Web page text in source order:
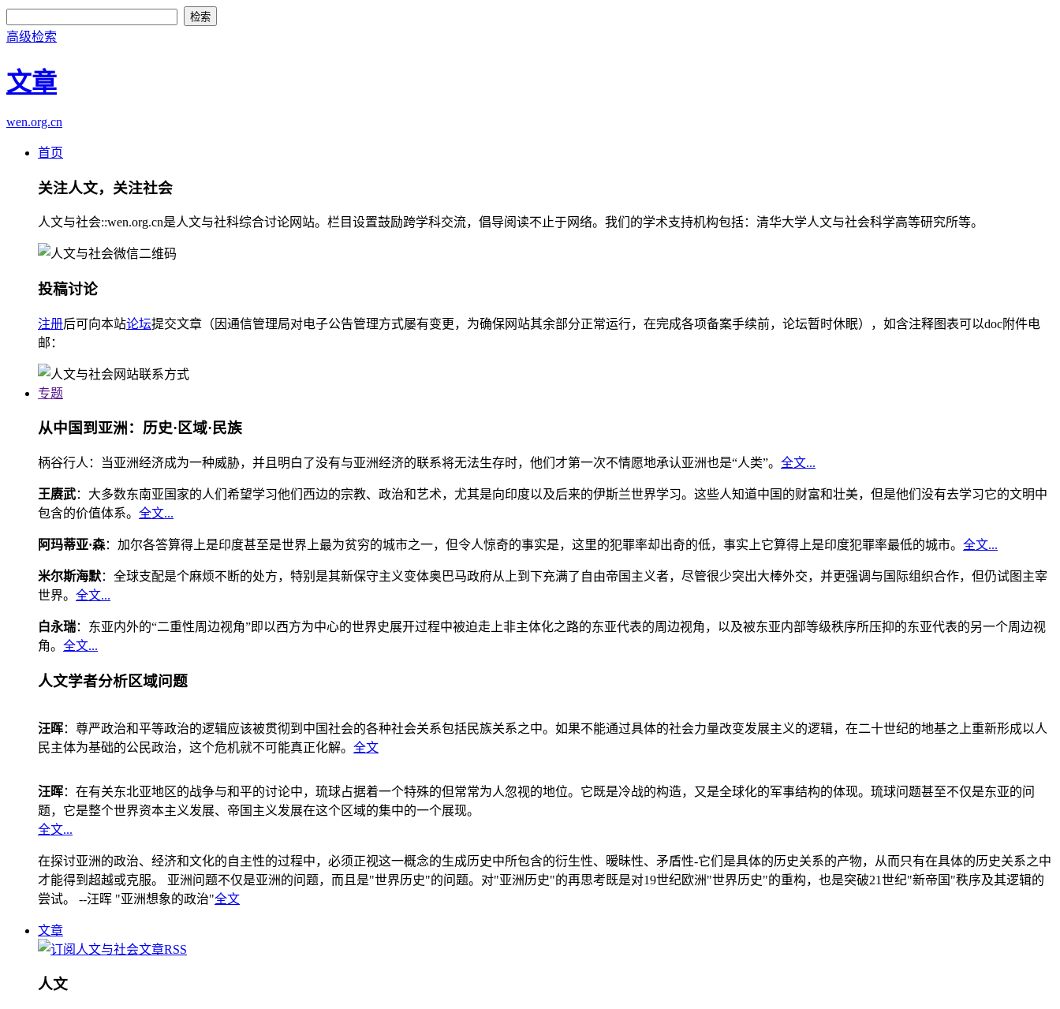
高级检索
文章
wen.org.cn
首页
关注人文，关注社会
人文与社会::wen.org.cn是人文与社科综合讨论网站。栏目设置鼓励跨学科交流，倡导阅读不止于网络。我们的学术支持机构包括：清华大学人文与社会科学高等研究所等。
投稿讨论
注册后可向本站论坛提交文章（因通信管理局对电子公告管理方式屡有变更，为确保网站其余部分正常运行，在完成各项备案手续前，论坛暂时休眠），如含注释图表可以doc附件电
邮：
专题
从中国到亚洲：历史·区域·民族
柄谷行人：当亚洲经济成为一种威胁，并且明白了没有与亚洲经济的联系将无法生存时，他们才第一次不情愿地承认亚洲也是“人类”。 全文...
王赓武：大多数东南亚国家的人们希望学习他们西边的宗教、政治和艺术，尤其是向印度以及后来的伊斯兰世界学习。这些人知道中国的财富和壮美，但是他们没有去学习它的文明中
包含的价值体系。 全文...
阿玛蒂亚·森：加尔各答算得上是印度甚至是世界上最为贫穷的城市之一，但令人惊奇的事实是，这里的犯罪率却出奇的低，事实上它算得上是印度犯罪率最低的城市。 全文...
米尔斯海默：全球支配是个麻烦不断的处方，特别是其新保守主义变体奥巴马政府从上到下充满了自由帝国主义者，尽管很少突出大棒外交，并更强调与国际组织合作，但仍试图主宰
世界。 全文...
白永瑞：东亚内外的“二重性周边视角”即以西方为中心的世界史展开过程中被迫走上非主体化之路的东亚代表的周边视角，以及被东亚内部等级秩序所压抑的东亚代表的另一个周边视
角。 全文...
人文学者分析区域问题
汪晖：尊严政治和平等政治的逻辑应该被贯彻到中国社会的各种社会关系包括民族关系之中。如果不能通过具体的社会力量改变发展主义的逻辑，在二十世纪的地基之上重新形成以人
民主体为基础的公民政治，这个危机就不可能真正化解。 全文
汪晖：在有关东北亚地区的战争与和平的讨论中，琉球占据着一个特殊的但常常为人忽视的地位。它既是冷战的构造，又是全球化的军事结构的体现。琉球问题甚至不仅是东亚的问
题，它是整个世界资本主义发展、帝国主义发展在这个区域的集中的一个展现。
全文...
在探讨亚洲的政治、经济和文化的自主性的过程中，必须正视这一概念的生成历史中所包含的衍生性、暧昧性、矛盾性-它们是具体的历史关系的产物，从而只有在具体的历史关系之中
才能得到超越或克服。 亚洲问题不仅是亚洲的问题，而且是"世界历史"的问题。对"亚洲历史"的再思考既是对19世纪欧洲"世界历史"的重构，也是突破21世纪"新帝国"秩序及其逻辑的
尝试。 --汪晖 "亚洲想象的政治"全文
文章
人文